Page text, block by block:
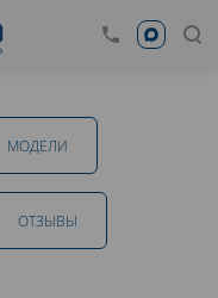
лоджий
МОДЕЛИ
ОТЗЫВЫ